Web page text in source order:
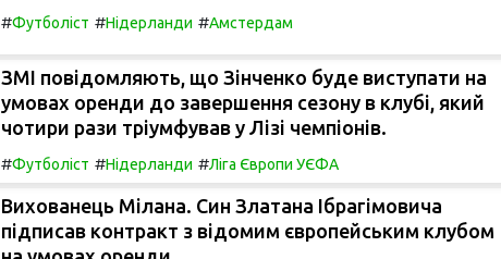
#Футболіст #Нідерланди #Амстердам
ЗМІ повідомляють, що Зінченко буде виступати на
умовах оренди до завершення сезону в клубі, який
чотири рази тріумфував у Лізі чемпіонів.
#Футболіст #Нідерланди #Ліга Європи УЄФА
Вихованець Мілана. Син Златана Ібрагімовича
підписав контракт з відомим європейським клубом